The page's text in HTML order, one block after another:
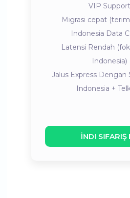
VIP Support
Migrasi cepat
Indonesia Data
Latensi Rendah
Indonesia)
Jalus Express Dengan
Indonesia +
İNDI SIFARIŞ